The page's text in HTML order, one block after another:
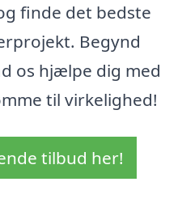
finde det bedste
Begynd
os hjælpe dig med
til virkelighed!
tilbud her!